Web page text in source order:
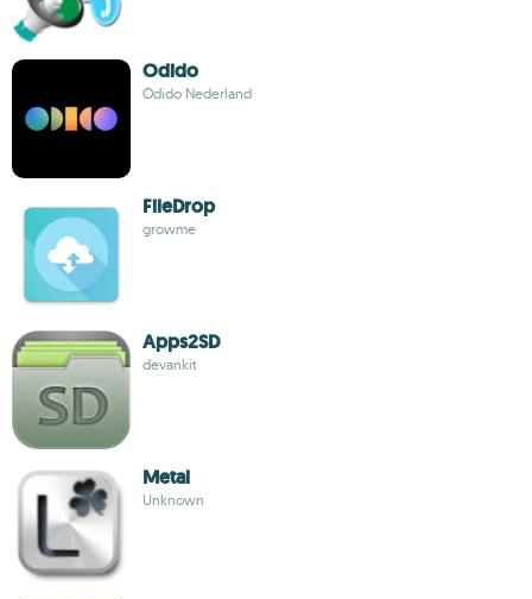
Odido
Odido Nederland
FileDrop
growme
Apps2SD
devankit
Metal
Unknown